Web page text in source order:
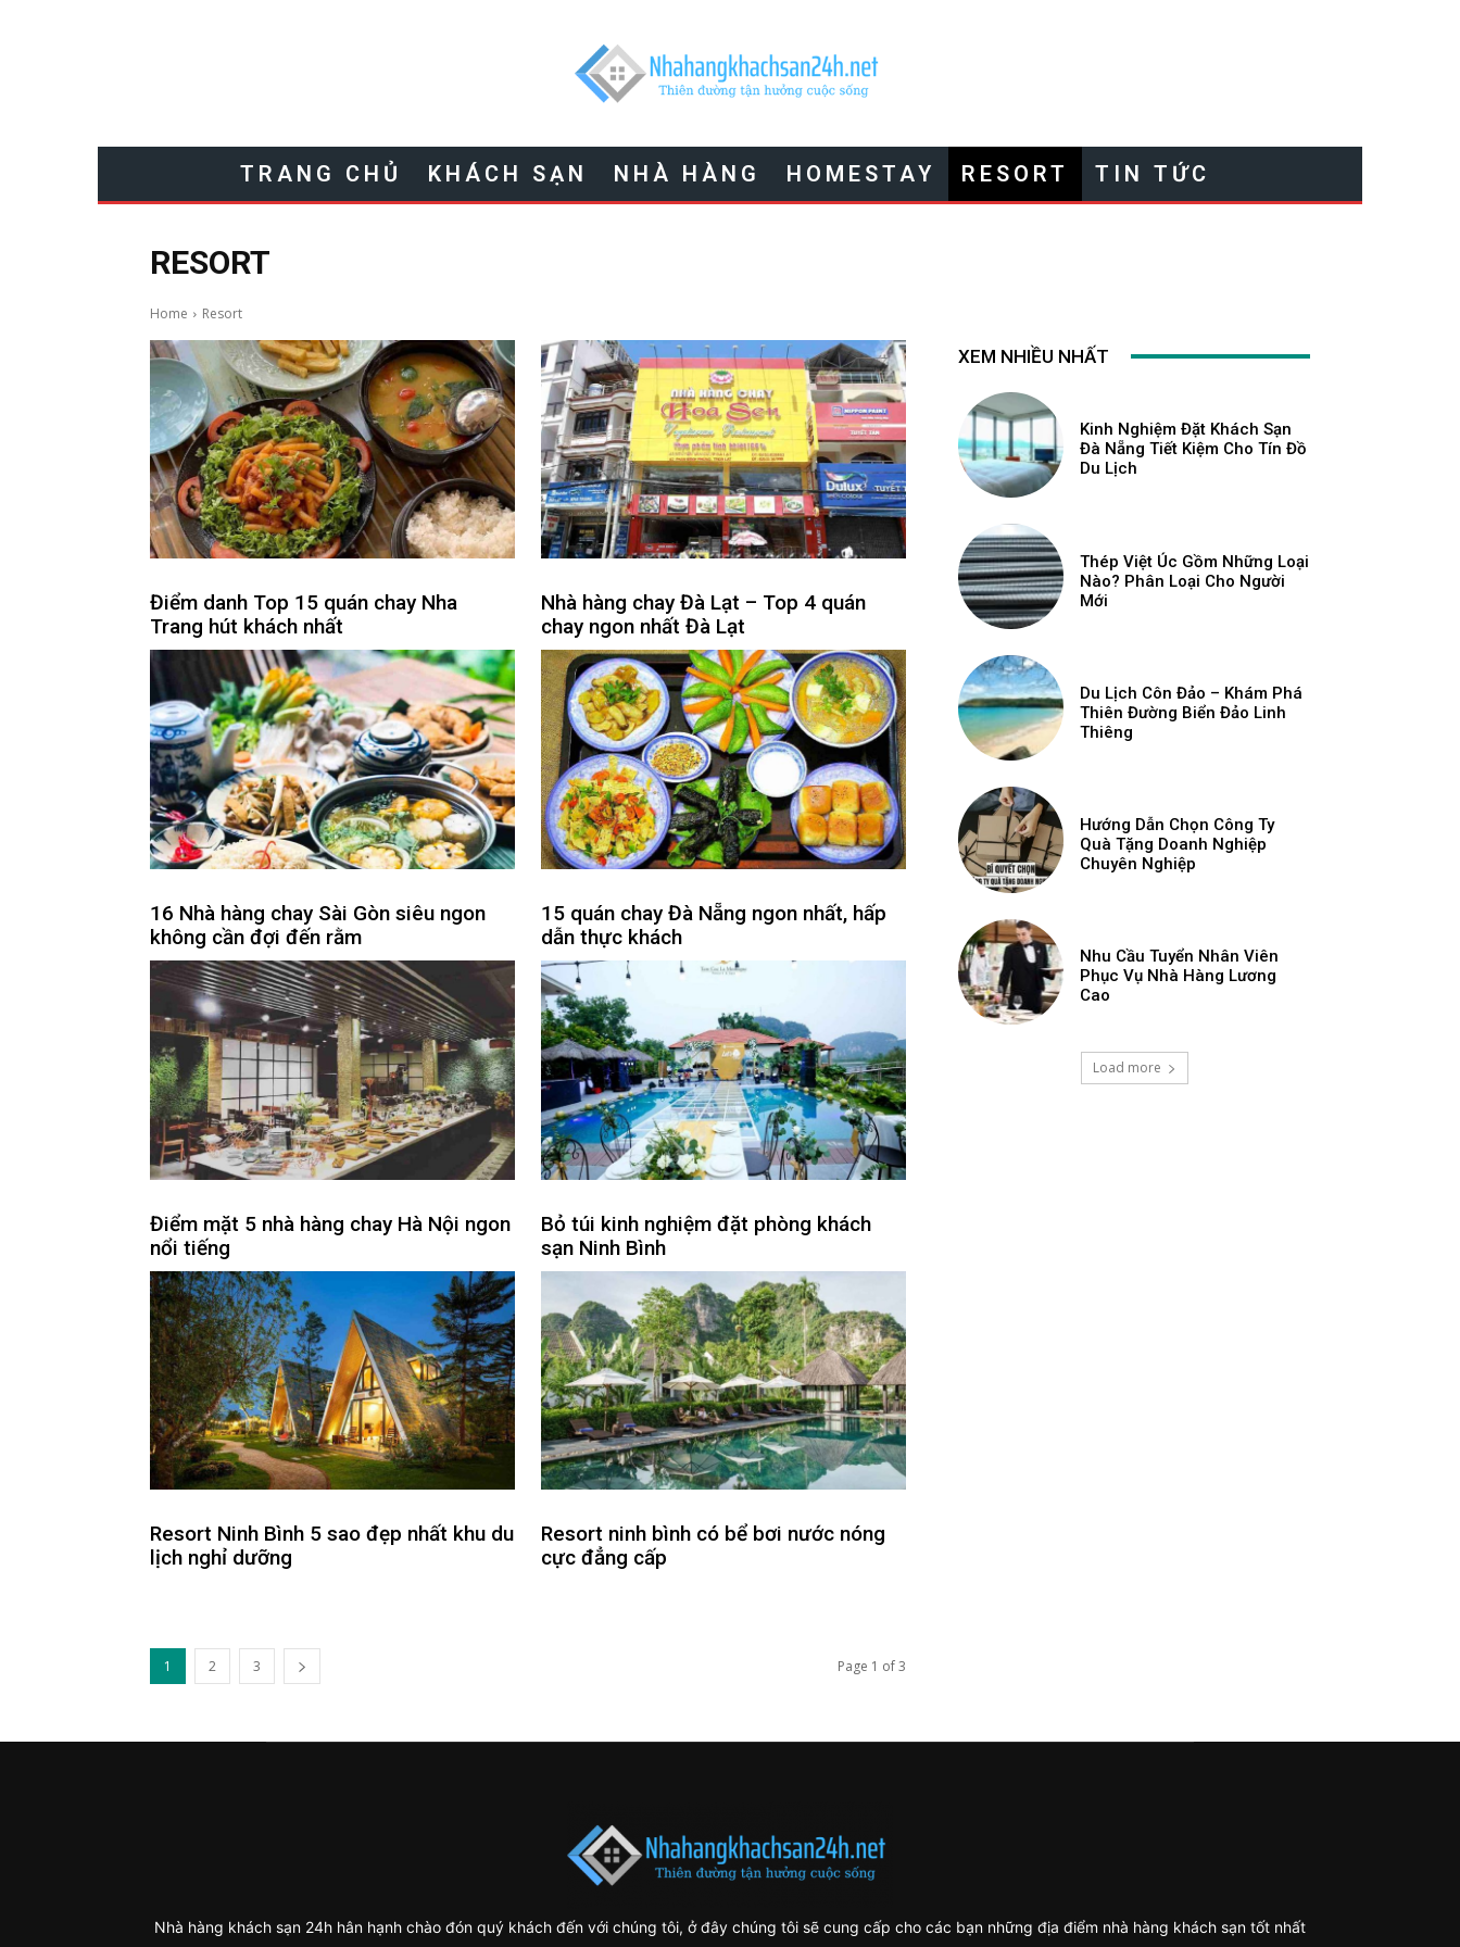
TRANG CHỦ KHÁCH SẠN NHÀ HÀNG HOMESTAY RESORT TIN TỨC
RESORT
Home Resort
Điểm danh Top 15 quán chay Nha
Trang hút khách nhất
Nhà hàng chay Đà Lạt – Top 4 quán
chay ngon nhất Đà Lạt
16 Nhà hàng chay Sài Gòn siêu ngon
không cần đợi đến rằm
15 quán chay Đà Nẵng ngon nhất, hấp
dẫn thực khách
Điểm mặt 5 nhà hàng chay Hà Nội ngon
nổi tiếng
Bỏ túi kinh nghiệm đặt phòng khách
sạn Ninh Bình
Resort Ninh Bình 5 sao đẹp nhất khu du
lịch nghỉ dưỡng
Resort ninh bình có bể bơi nước nóng
cực đẳng cấp
1 2 3 Page 1 of 3
XEM NHIỀU NHẤT
Kinh Nghiệm Đặt Khách Sạn
Đà Nẵng Tiết Kiệm Cho Tín Đồ
Du Lịch
Thép Việt Úc Gồm Những Loại
Nào? Phân Loại Cho Người
Mới
Du Lịch Côn Đảo – Khám Phá
Thiên Đường Biển Đảo Linh
Thiêng
Hướng Dẫn Chọn Công Ty
Quà Tặng Doanh Nghiệp
Chuyên Nghiệp
Nhu Cầu Tuyển Nhân Viên
Phục Vụ Nhà Hàng Lương
Cao
Load more
Nhà hàng khách sạn 24h hân hạnh chào đón quý khách đến với chúng tôi, ở đây chúng tôi sẽ cung cấp cho các bạn những địa điểm nhà hàng khách sạn tốt nhất